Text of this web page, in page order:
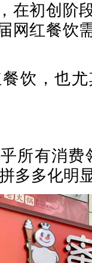
初创阶
网红餐饮
，也尤
有消费
多多化明